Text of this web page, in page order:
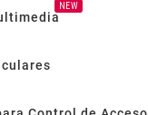
NEW